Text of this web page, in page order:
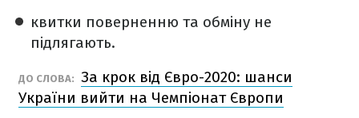
квитки поверненню та обміну не
підлягають.
ДО СЛОВА: За крок від Євро-2020: шанси
України вийти на Чемпіонат Європи